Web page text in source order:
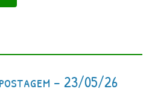
– 23/05/26